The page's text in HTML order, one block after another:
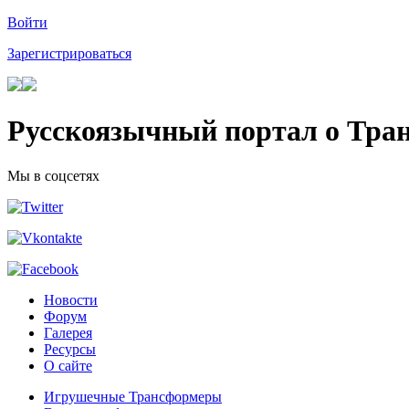
Войти
Зарегистрироваться
Русскоязычный портал о
Мы в соцсетях
Новости
Форум
Галерея
Ресурсы
О сайте
Игрушечные Трансформеры